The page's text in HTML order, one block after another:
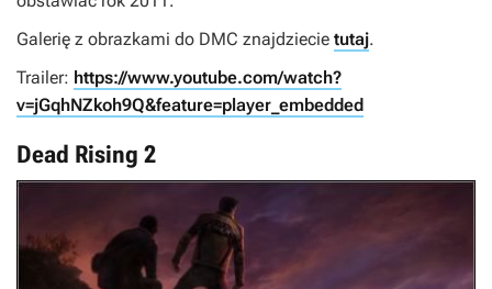
Galerię z obrazkami do DMC znajdziecie tutaj.
Trailer: https://www.youtube.com/watch?
v=jGqhNZkoh9Q&feature=player_embedded
Dead Rising 2